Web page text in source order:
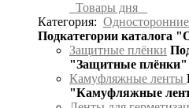
Товары дня
Категория:
Подкатегории каталога
Защитные плёнки
"Защитные плёнки"
Камуфляжные ленты
"Камуфляжные